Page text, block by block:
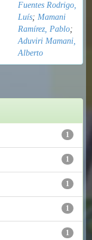
Fuentes Rodrigo,
Luís; Mamani
Ramírez, Pablo;
Aduviri Mamani,
Alberto
1
1
1
1
1